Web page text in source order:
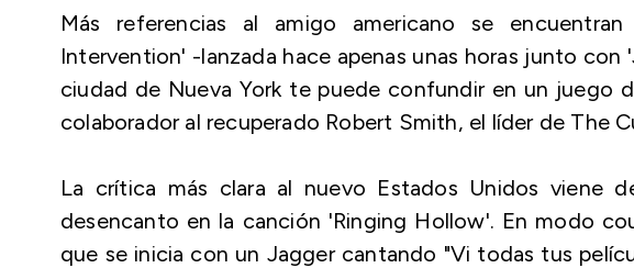
Más referencias al amigo americano se
Intervention' -lanzada hace apenas unas horas junto
ciudad de Nueva York te puede confundir en un juego
colaborador al recuperado Robert Smith, el líder de The
La crítica más clara al nuevo Estados Unidos viene
desencanto en la canción 'Ringing Hollow'. En modo
que se inicia con un Jagger cantando "Vi todas tus